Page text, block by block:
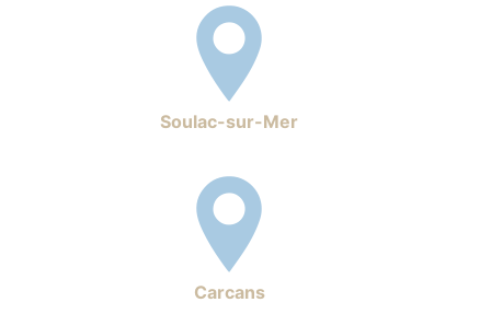
Soulac-sur-Mer
Carcans